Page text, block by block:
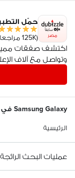
مصر
حمّل
(125K مراجعات)
اكتشف صفقات
وتواصل مع آلاف
Samsung Galaxy في جناكليس
الرئيسية
عمليات البحث الرائجة